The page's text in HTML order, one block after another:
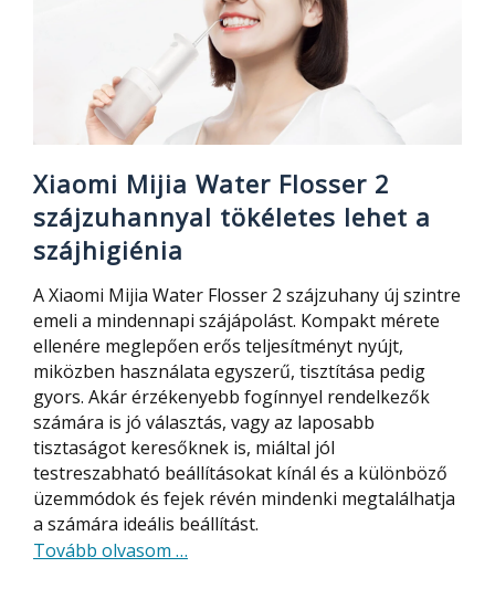
Xiaomi Mijia Water Flosser 2
szájzuhannyal tökéletes lehet a
szájhigiénia
A Xiaomi Mijia Water Flosser 2 szájzuhany új szintre
emeli a mindennapi szájápolást. Kompakt mérete
ellenére meglepően erős teljesítményt nyújt,
miközben használata egyszerű, tisztítása pedig
gyors. Akár érzékenyebb fogínnyel rendelkezők
számára is jó választás, vagy az laposabb
tisztaságot keresőknek is, miáltal jól
testreszabható beállításokat kínál és a különböző
üzemmódok és fejek révén mindenki megtalálhatja
a számára ideális beállítást.
Tovább olvasom about
…